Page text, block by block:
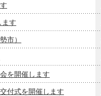
ます
市）
を開催します
付式を開催します